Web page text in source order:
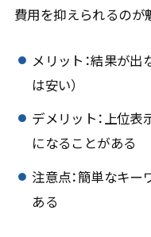
費用を抑えられるのが
メリット：結果が
は安い）
デメリット：上位表
になることがある
注意点：簡単なキ
ある